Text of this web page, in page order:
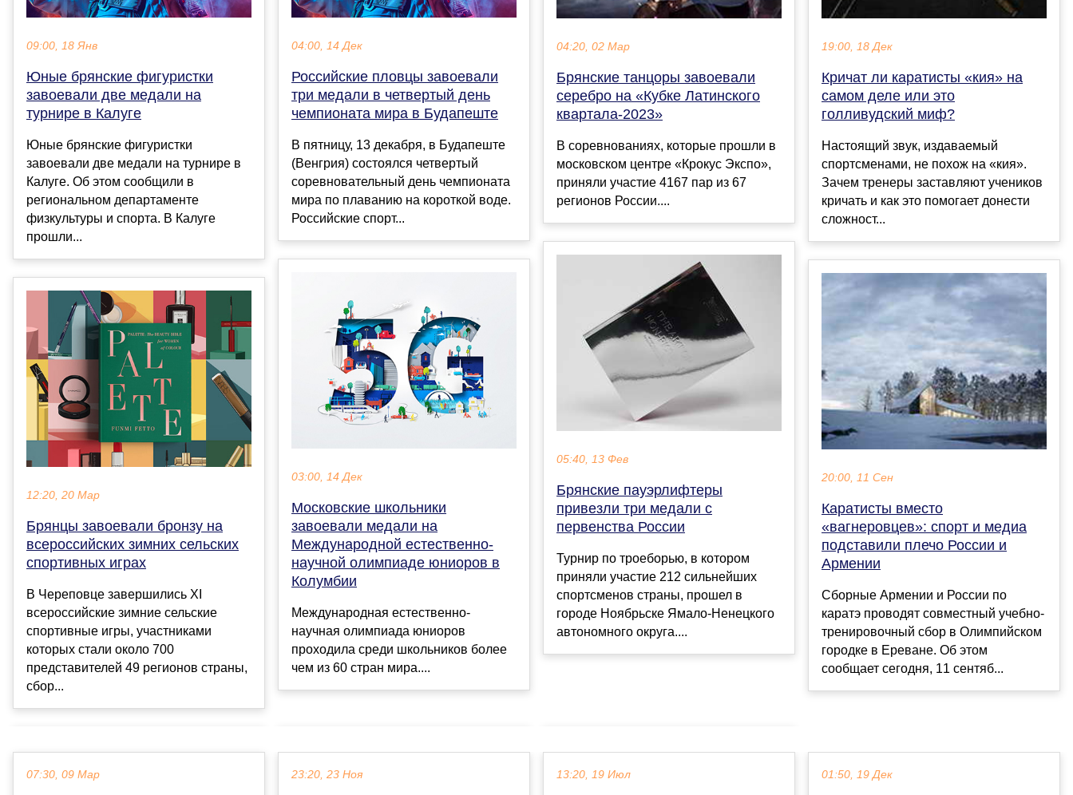
09:00, 18 Янв
Юные брянские фигуристки
завоевали две медали на
турнире в Калуге
Юные брянские фигуристки
завоевали две медали на турнире в
Калуге. Об этом сообщили в
региональном департаменте
физкультуры и спорта. В Калуге
прошли...
12:20, 20 Мар
Брянцы завоевали бронзу на
всероссийских зимних сельских
спортивных играх
В Череповце завершились ХI
всероссийские зимние сельские
спортивные игры, участниками
которых стали около 700
представителей 49 регионов страны,
сбор...
04:00, 14 Дек
Российские пловцы завоевали
три медали в четвертый день
чемпионата мира в Будапеште
В пятницу, 13 декабря, в Будапеште
(Венгрия) состоялся четвертый
соревновательный день чемпионата
мира по плаванию на короткой воде.
Российские спорт...
03:00, 14 Дек
Московские школьники
завоевали медали на
Международной естественно-
научной олимпиаде юниоров в
Колумбии
Международная естественно-
научная олимпиада юниоров
проходила среди школьников более
чем из 60 стран мира....
04:20, 02 Мар
Брянские танцоры завоевали
серебро на «Кубке Латинского
квартала-2023»
В соревнованиях, которые прошли в
московском центре «Крокус Экспо»,
приняли участие 4167 пар из 67
регионов России....
05:40, 13 Фев
Брянские пауэрлифтеры
привезли три медали с
первенства России
Турнир по троеборью, в котором
приняли участие 212 сильнейших
спортсменов страны, прошел в
городе Ноябрьске Ямало-Ненецкого
автономного округа....
19:00, 18 Дек
Кричат ли каратисты «кия» на
самом деле или это
голливудский миф?
Настоящий звук, издаваемый
спортсменами, не похож на «кия».
Зачем тренеры заставляют учеников
кричать и как это помогает донести
сложност...
20:00, 11 Сен
Каратисты вместо
«вагнеровцев»: спорт и медиа
подставили плечо России и
Армении
Сборные Армении и России по
каратэ проводят совместный учебно-
тренировочный сбор в Олимпийском
городке в Ереване. Об этом
сообщает сегодня, 11 сентяб...
07:30, 09 Мар 23:20, 23 Ноя 13:20, 19 Июл 01:50, 19 Дек